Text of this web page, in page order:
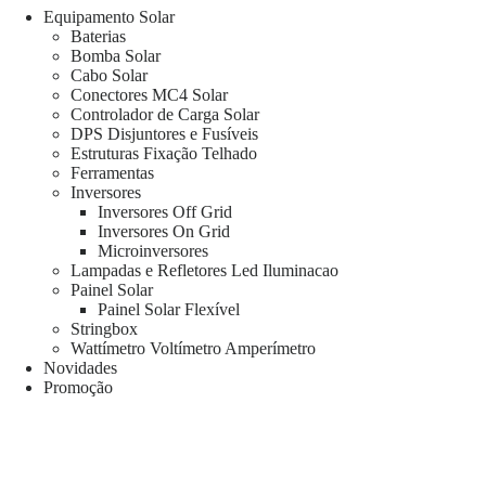
Equipamento Solar
Baterias
Bomba Solar
Cabo Solar
Conectores MC4 Solar
Controlador de Carga Solar
DPS Disjuntores e Fusíveis
Estruturas Fixação Telhado
Ferramentas
Inversores
Inversores Off Grid
Inversores On Grid
Microinversores
Lampadas e Refletores Led Iluminacao
Painel Solar
Painel Solar Flexível
Stringbox
Wattímetro Voltímetro Amperímetro
Novidades
Promoção